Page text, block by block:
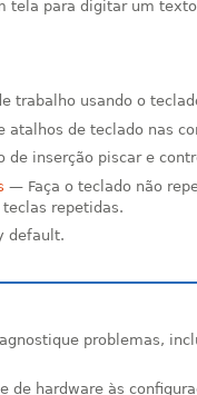
tela para digitar um
trabalho usando o
de teclado nas
de inserção piscar e
— Faça o teclado não
repetidas.
default.
problemas,
de hardware às